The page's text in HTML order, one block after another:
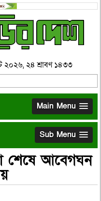
২০২৬, ২৪ শ্রাবণ ১৪৩৩
Main Menu
Sub Menu
শেষে আবেগঘন